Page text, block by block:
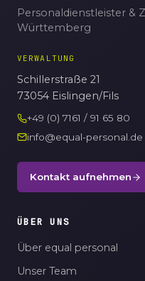
Personaldienstleister &
Württemberg
VERWALTUNG
Schillerstraße 21
73054 Eislingen/Fils
+49 (0) 7161 / 91 65 80
info@equal-personal.de
Kontakt aufnehmen
ÜBER UNS
Über equal personal
Unser Team